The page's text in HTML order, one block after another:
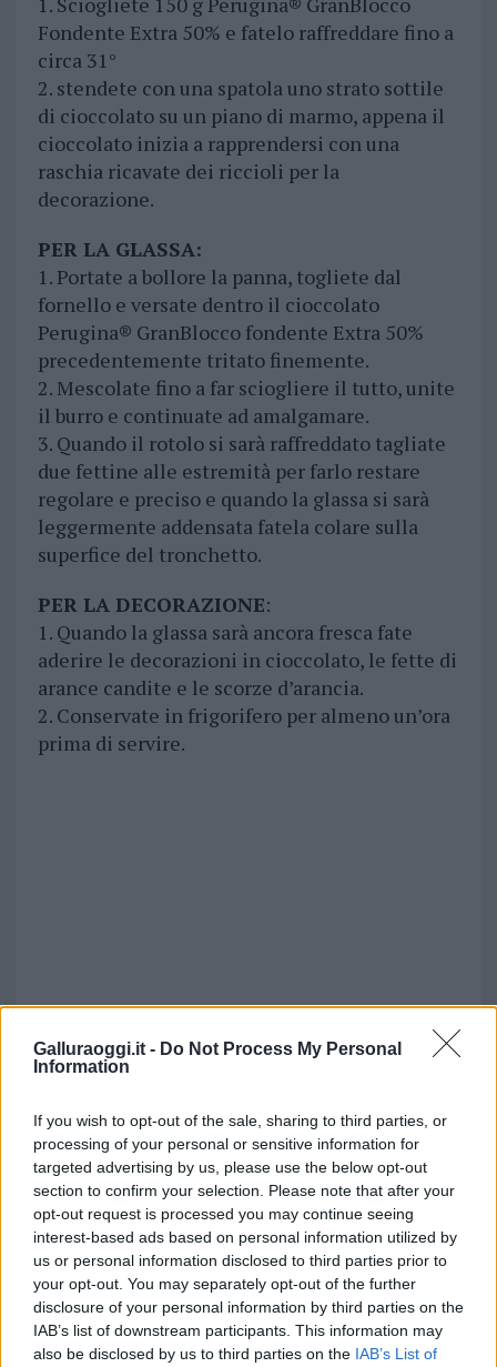
Galluraoggi.it - Do Not Process My Personal
Information
If you wish to opt-out of the sale, sharing to third parties, or
processing of your personal or sensitive information for
targeted advertising by us, please use the below opt-out
section to confirm your selection. Please note that after your
opt-out request is processed you may continue seeing
interest-based ads based on personal information utilized by
us or personal information disclosed to third parties prior to
your opt-out. You may separately opt-out of the further
disclosure of your personal information by third parties on the
IAB’s list of downstream participants. This information may
also be disclosed by us to third parties on the IAB’s List of
Fondente Extra 50% e fatelo raffreddare fino a
circa 31°
2. stendete con una spatola uno strato sottile
di cioccolato su un piano di marmo, appena il
cioccolato inizia a rapprendersi con una
raschia ricavate dei riccioli per la
decorazione.
PER LA GLASSA:
1. Portate a bollore la panna, togliete dal
fornello e versate dentro il cioccolato
Perugina® GranBlocco fondente Extra 50%
precedentemente tritato finemente.
2. Mescolate fino a far sciogliere il tutto, unite
il burro e continuate ad amalgamare.
3. Quando il rotolo si sarà raffreddato tagliate
due fettine alle estremità per farlo restare
regolare e preciso e quando la glassa si sarà
leggermente addensata fatela colare sulla
superfice del tronchetto.
PER LA DECORAZIONE:
1. Quando la glassa sarà ancora fresca fate
aderire le decorazioni in cioccolato, le fette di
arance candite e le scorze d’arancia.
2. Conservate in frigorifero per almeno un’ora
prima di servire.